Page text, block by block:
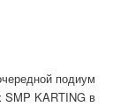
подиум
SMP KARTING в